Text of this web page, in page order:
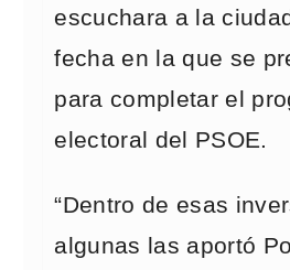
escuchara a la
fecha en la que se
para completar el
electoral del PSOE.
“Dentro de esas
algunas las aportó